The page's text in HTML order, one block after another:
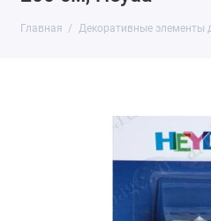
Главная Декоративные элементы